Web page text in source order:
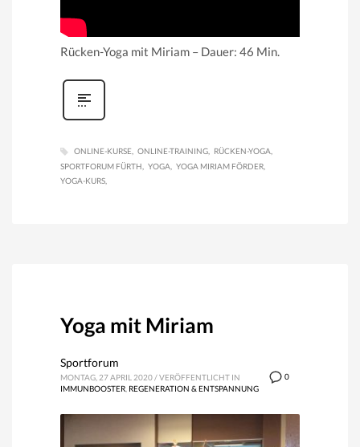
Rücken-Yoga mit Miriam – Dauer: 46 Min.
ONLINE-KURSE ONLINE-TRAINING
RÜCKEN-YOGA
SPORTFORUM FÜRTH
YOGA
YOGA MIRIAM FÖRDER
YOGA-KURS
Yoga mit Miriam
0
Sportforum
MONTAG, 27 APRIL 2020/VERÖFFENTLICHT IN
IMMUNBOOSTER REGENERATION & ENTSPANNUNG